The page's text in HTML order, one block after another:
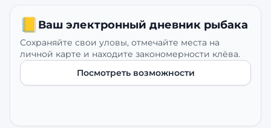
📒 Ваш электронный дневник рыбака
Сохраняйте свои уловы, отмечайте места на
личной карте и находите закономерности клёва.
Посмотреть возможности